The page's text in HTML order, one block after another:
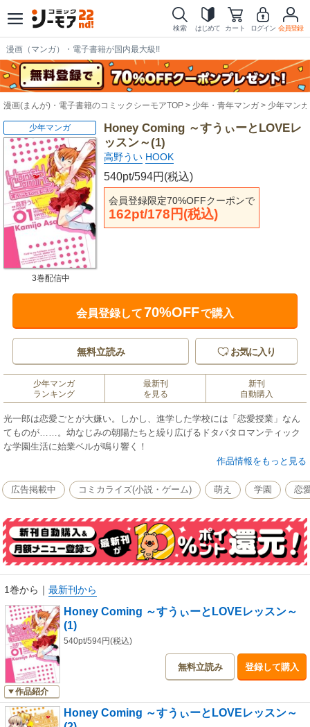
検索 はじめて カート ログイン 会員登録
漫画（マンガ）・電子書籍が国内最大級!!
漫画(まんが)・電子書籍のコミックシーモアTOP 少年・青年マンガ 少年マンガ
Honey Coming ～すうぃーとLOVEレ
ッスン～(1)
高野うい HOOK
540pt/594円(税込)
会員登録限定70%OFFクーポンで
162pt/178円(税込)
少年マンガ
3巻配信中
会員登録して70%OFFで購入
無料立読み お気に入り
少年マンガ
ランキング
最新刊
を見る
新刊
自動購入
光一郎は恋愛ごとが大嫌い。しかし、進学した学校には「恋愛授業」なん
てものが……。幼なじみの朝陽たちと繰り広げるドタバタロマンティック
な学園生活に始業ベルが鳴り響く！
作品情報をもっと見る
広告掲載中 コミカライズ(小説・ゲーム) 萌え 学園 恋
1巻から ｜ 最新刊から
作品紹介
Honey Coming ～すうぃーとLOVEレッスン～
(1)
540pt/594円(税込)
無料立読み 登録して購入
Honey Coming ～すうぃーとLOVEレッスン～